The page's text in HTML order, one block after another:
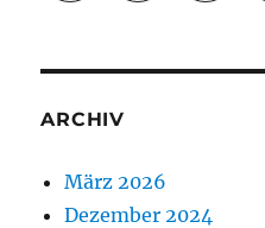
ARCHIV
März 2026
Dezember 2024